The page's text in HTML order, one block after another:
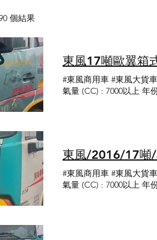
個結果
#東風商用車 #東風大貨
氣量 (CC) : 7000以上 年
東風/2016/17噸
#東風商用車 #東風大貨
氣量 (CC) : 7000以上 年